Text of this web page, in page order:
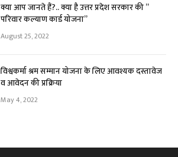
क्या आप जानते हैं?.. क्या है उत्तर प्रदेश सरकार की ”
परिवार कल्याण कार्ड योजना”
August 25, 2022
विश्वकर्मा श्रम सम्मान योजना के लिए आवश्यक दस्तावेज
व आवेदन की प्रक्रिया
May 4, 2022